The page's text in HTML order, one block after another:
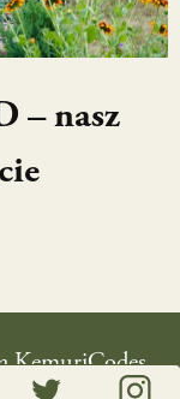
– nasz
KemuriCodes